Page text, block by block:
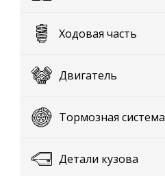
Ходовая часть
Двигатель
Тормозная система
Детали кузова